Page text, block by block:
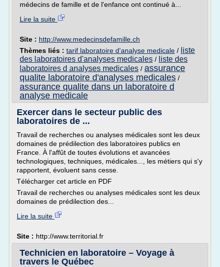
médecins de famille et de l'enfance ont continué à...
Lire la suite
Site : http://www.medecinsdefamille.ch
Thèmes liés : tarif laboratoire d'analyse medicale / liste
des laboratoires d'analyses medicales / liste des
laboratoires d analyses medicales / assurance
qualite laboratoire d'analyses medicales /
assurance qualite dans un laboratoire d
analyse medicale
Exercer dans le secteur public des
laboratoires de ...
Travail de recherches ou analyses médicales sont les deux
domaines de prédilection des laboratoires publics en
France. À l'affût de toutes évolutions et avancées
technologiques, techniques, médicales..., les métiers qui s'y
rapportent, évoluent sans cesse.
Télécharger cet article en PDF
Travail de recherches ou analyses médicales sont les deux
domaines de prédilection des...
Lire la suite
Site : http://www.territorial.fr
Technicien en laboratoire – Voyage à
travers le Québec